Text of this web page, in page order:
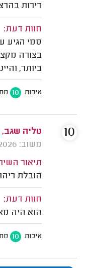
דירות
חוות דעת:
בצורה
ביותר,
איכות 10
טליה
משוב: 26/02/2026
תיאור
הובלת
חוות דעת:
הוא היה
איכות 10
10